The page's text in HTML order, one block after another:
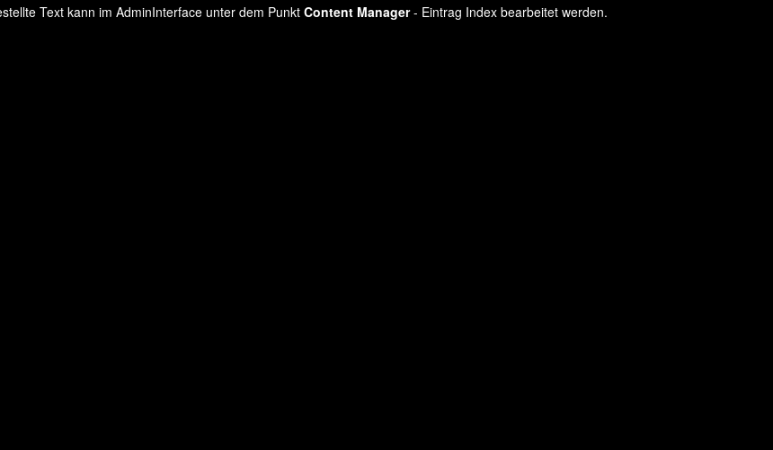
Text kann im AdminInterface unter dem Punkt Content Manager- Eintrag Index bearbeitet werden.